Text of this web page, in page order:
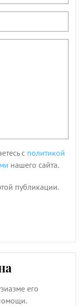
с политикой
нашего сайта.
публикации.
его